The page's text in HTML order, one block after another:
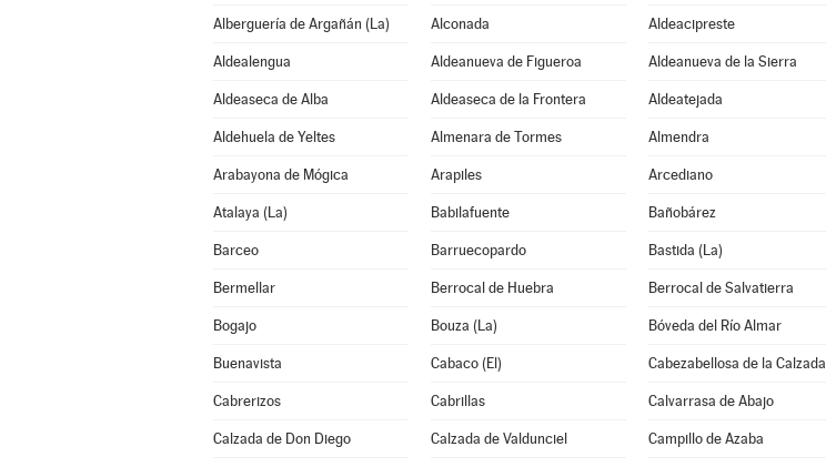
Alberguería de Argañán (La) Alconada Aldeacipreste
Aldealengua Aldeanueva de Figueroa Aldeanueva de la Sierra
Aldeaseca de Alba Aldeaseca de la Frontera Aldeatejada
Aldehuela de Yeltes Almenara de Tormes Almendra
Arabayona de Mógica Arapiles Arcediano
Atalaya (La) Babilafuente Bañobárez
Barceo Barruecopardo Bastida (La)
Bermellar Berrocal de Huebra Berrocal de Salvatierra
Bogajo Bouza (La) Bóveda del Río Almar
Buenavista Cabaco (El) Cabezabellosa de la Calzada
Cabrerizos Cabrillas Calvarrasa de Abajo
Calzada de Don Diego Calzada de Valdunciel Campillo de Azaba